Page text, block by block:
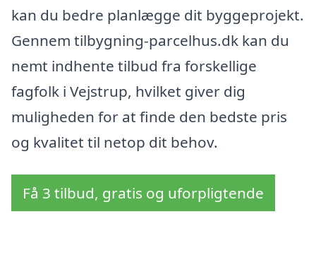
kan du bedre planlægge dit byggeprojekt.
Gennem tilbygning-parcelhus.dk kan du
nemt indhente tilbud fra forskellige
fagfolk i Vejstrup, hvilket giver dig
muligheden for at finde den bedste pris
og kvalitet til netop dit behov.
Få 3 tilbud, gratis og uforpligtende